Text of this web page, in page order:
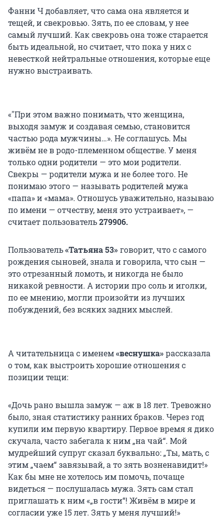
Фанни Ч добавляет, что сама она является и
тещей, и свекровью. Зять, по ее словам, у нее
самый лучший. Как свекровь она тоже старается
быть идеальной, но считает, что пока у них с
невесткой нейтральные отношения, которые еще
нужно выстраивать.
«"При этом важно понимать, что женщина,
выходя замуж и создавая семью, становится
частью рода мужчины…». Не соглашусь. Мы
живём не в родо-племенном обществе. У меня
только одни родители — это мои родители.
Свекры — родители мужа и не более того. Не
понимаю этого — называть родителей мужа
«папа» и «мама». Отношусь уважительно, называю
по имени — отчеству, меня это устраивает», —
считает пользователь279906.
Пользователь«Татьяна 53»говорит, что с самого
рождения сыновей, знала и говорила, что сын —
это отрезанный ломоть, и никогда не было
никакой ревности. А истории про соль и иголки,
по ее мнению, могли произойти из лучших
побуждений, без всяких задних мыслей.
А читательница с именем«веснушка»рассказала
о том, как выстроить хорошие отношения с
позиции тещи:
«Дочь рано вышла замуж — аж в 18 лет. Тревожно
было, зная статистику ранних браков. Через год
купили им первую квартиру. Первое время я дико
скучала, часто забегала к ним „на чай“. Мой
мудрейший супруг сказал буквально: „Ты, мать, с
этим „чаем“ завязывай, а то зять возненавидит!»
Как бы мне не хотелось им помочь, почаще
видеться — послушалась мужа. Зять сам стал
приглашать к ним «„в гости“! Живём в мире и
согласии уже 15 лет. Зять у меня лучший!»